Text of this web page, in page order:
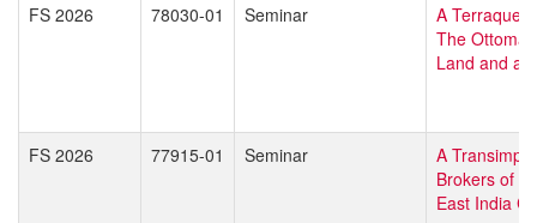
FS 2026 78030-01 Seminar
A
The
Land and at
FS 2026 77915-01 Seminar
A
Brokers of
East India